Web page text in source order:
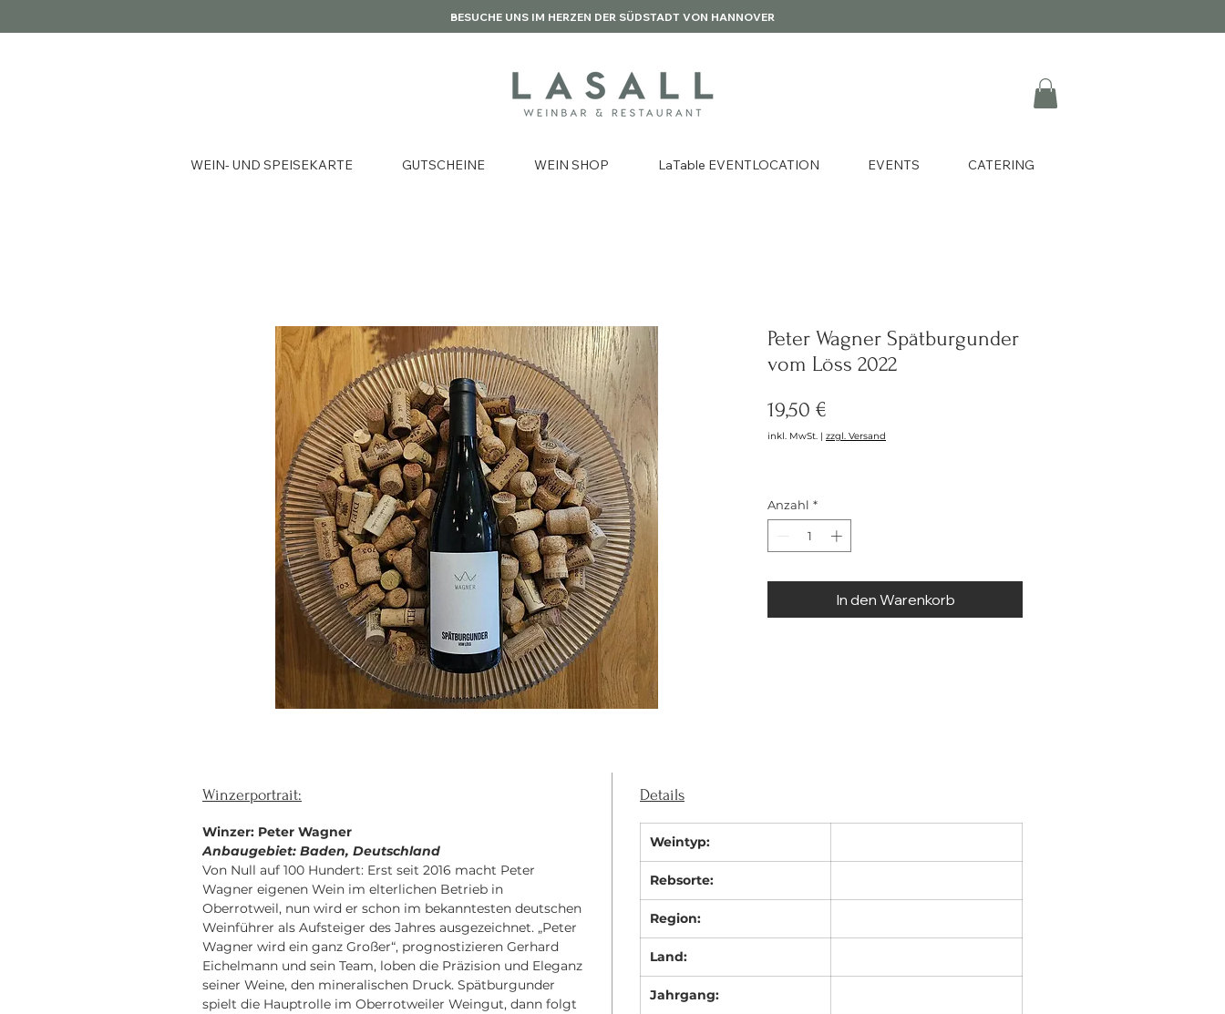
BESUCHE UNS IM HERZEN DER SÜDSTADT VON HANNOVER
WEIN- UND SPEISEKARTE GUTSCHEINE WEIN SHOP LaTable EVENTLOCATION EVENTS CATERING
Peter Wagner Spätburgunder
vom Löss 2022
19,50 €
inkl. MwSt. | zzgl. Versand
Anzahl *
In den Warenkorb
Winzerportrait:
Winzer: Peter Wagner
Anbaugebiet: Baden, Deutschland
Von Null auf 100 Hundert: Erst seit 2016 macht Peter
Wagner eigenen Wein im elterlichen Betrieb in
Oberrotweil, nun wird er schon im bekanntesten deutschen
Weinführer als Aufsteiger des Jahres ausgezeichnet. „Peter
Wagner wird ein ganz Großer“, prognostizieren Gerhard
Eichelmann und sein Team, loben die Präzision und Eleganz
seiner Weine, den mineralischen Druck. Spätburgunder
spielt die Hauptrolle im Oberrotweiler Weingut, dann folgt
Details
Weintyp:
Rebsorte:
Region:
Land:
Jahrgang: